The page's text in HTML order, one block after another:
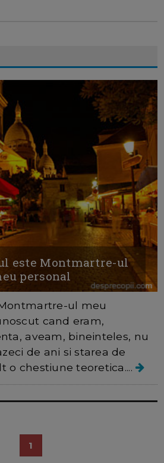
este Montmartre-ul
personal
ul meu
cand eram,
aveam, bineinteles, nu
de ani si starea de
o chestiune teoretica....
1